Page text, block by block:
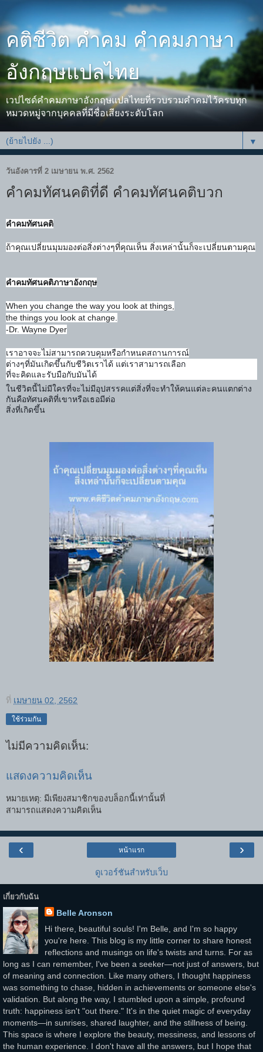
คติชีวิต คำคม คำคมภาษา
อังกฤษแปลไทย
เวปไซด์คำคมภาษาอังกฤษแปลไทยที่รวบรวมคำคมไว้ครบทุก
หมวดหมู่จากบุคคลที่มีชื่อเสียงระดับโลก
▼
วันอังคารที่ 2 เมษายน พ.ศ. 2562
คำคมทัศนคติที่ดี คำคมทัศนคติบวก
คำคมทัศนคติ
ถ้าคุณเปลี่ยนมุมมองต่อสิ่งต่างๆที่คุณเห็น สิ่งเหล่านั้นก็จะเปลี่ยนตามคุณ
คำคมทัศนคติภาษาอังกฤษ
When you change the way you look at things,
the things you look at change.
-Dr. Wayne Dyer
เราอาจจะไม่สามารถควบคุมหรือกำหนดสถานการณ์
ต่างๆที่มันเกิดขึ้นกับชีวิตเราได้ แต่เราสามารถเลือก
ที่จะคิดและรับมือกับมันได้
ในชีวิตนี้ไม่มีใครที่จะไม่มีอุปสรรคแต่สิ่งที่จะทำให้คนแต่ละคนแตกต่าง
กันคือทัศนคติที่เขาหรือเธอมีต่อ
สิ่งที่เกิดขึ้น
ที่ เมษายน 02, 2562
ใช้ร่วมกัน
ไม่มีความคิดเห็น:
แสดงความคิดเห็น
หมายเหตุ: มีเพียงสมาชิกของบล็อกนี้เท่านั้นที่
สามารถแสดงความคิดเห็น
‹ ›
หน้าแรก
ดูเวอร์ชันสำหรับเว็บ
เกี่ยวกับฉัน
Belle Aronson
Hi there, beautiful souls! I'm Belle, and I'm so happy
you're here. This blog is my little corner to share honest
reflections and musings on life's twists and turns. For as
long as I can remember, I've been a seeker—not just of answers, but
of meaning and connection. Like many others, I thought happiness
was something to chase, hidden in achievements or someone else's
validation. But along the way, I stumbled upon a simple, profound
truth: happiness isn't "out there." It's in the quiet magic of everyday
moments—in sunrises, shared laughter, and the stillness of being.
This space is where I explore the beauty, messiness, and lessons of
the human experience. I don't have all the answers, but I hope that